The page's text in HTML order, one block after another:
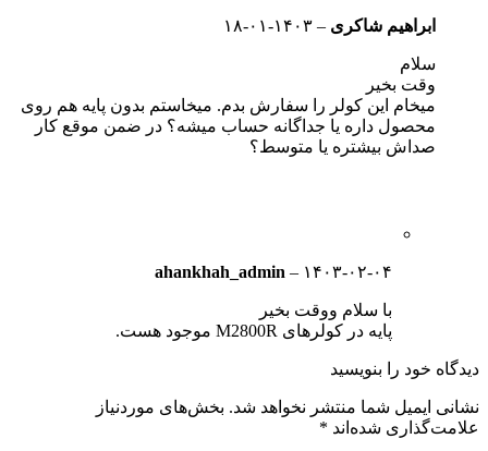
ابراهیم شاکری – ۱۴۰۳-۰۱-۱۸
سلام
وقت بخیر
میخام این کولر را سفارش بدم. میخاستم بدون پایه هم روی
محصول داره یا جداگانه حساب میشه؟ در ضمن موقع کار
صداش بیشتره یا متوسط؟
ahankhah_admin – ۱۴۰۳-۰۲-۰۴
با سلام ووقت بخیر
پایه در کولرهای M2800R موجود هست.
دیدگاه خود را بنویسید
نشانی ایمیل شما منتشر نخواهد شد. بخش‌های موردنیاز
علامت‌گذاری شده‌اند *